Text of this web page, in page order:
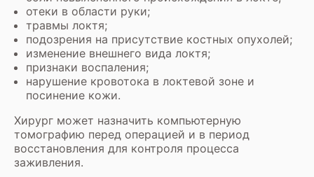
отеки в области руки;
травмы локтя;
подозрения на присутствие костных опухолей;
изменение внешнего вида локтя;
признаки воспаления;
нарушение кровотока в локтевой зоне и
посинение кожи.
Хирург может назначить компьютерную
томографию перед операцией и в период
восстановления для контроля процесса
заживления.